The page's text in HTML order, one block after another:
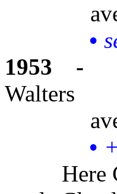
•
1953
-
Walters
•
Here